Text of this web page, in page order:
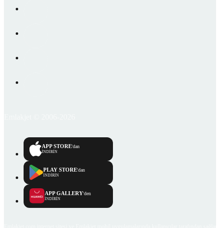
APP STORE'dan
İNDİRİN
PLAY STORE'dan
İNDİRİN
APP GALLERY'den
İNDİRİN